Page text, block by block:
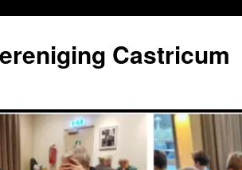
Castricum